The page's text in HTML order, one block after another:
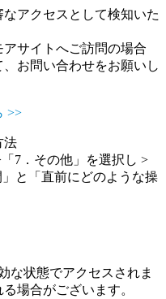
アクセスとして検知いた
サイトへご訪問の場合
お問い合わせをお願いし
>>
法
7．その他」を選択し >
と「直前にどのような操
な状態でアクセスされま
場合がございます。